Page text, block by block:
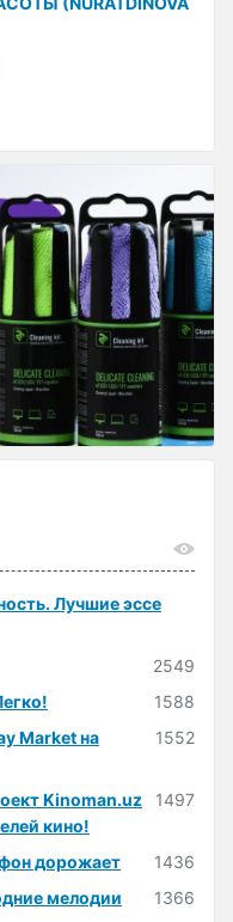
Лучшие эссе
2549
1588
Market на
1552
Kinoman.uz
кино!
1497
дорожает
1436
мелодии
1366